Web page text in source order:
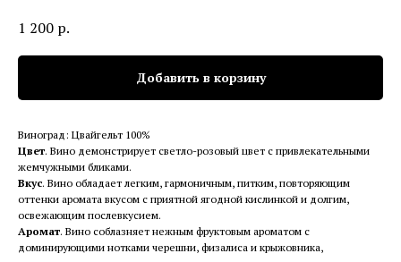
1 200 р.
Добавить в корзину
Виноград: Цвайгельт 100%
Цвет. Вино демонстрирует светло-розовый цвет с привлекательными
жемчужными бликами.
Вкус. Вино обладает легким, гармоничным, питким, повторяющим
оттенки аромата вкусом с приятной ягодной кислинкой и долгим,
освежающим послевкусием.
Аромат. Вино соблазняет нежным фруктовым ароматом с
доминирующими нотками черешни, физалиса и крыжовника,